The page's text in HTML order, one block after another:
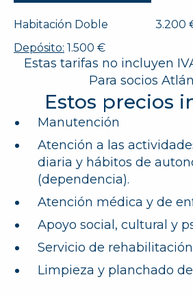
Habitación Doble
3.200
Depósito: 1.500 €
Estas tarifas no incluyen
Para socios
Estos precios
Manutención
Atención a las
diaria y hábitos de
(dependencia).
Atención médica y de
Apoyo social, cultural y
Servicio de
Limpieza y planchado